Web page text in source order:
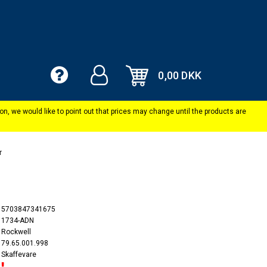
0,00 DKK
5703847341675
1734-ADN
Rockwell
79.65.001.998
Skaffevare